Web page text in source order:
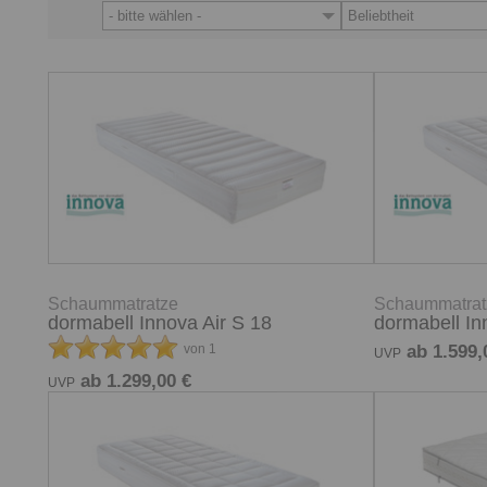
- bitte wählen - Beliebtheit
Schaummatratze
dormabell Innova Air S 18
von 1
UVP ab 1.299,00 €
dormabell
UVP ab